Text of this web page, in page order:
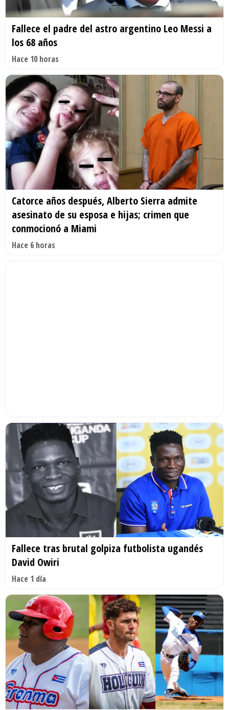
Fallece el padre del astro argentino Leo Messi a
los 68 años
Hace 10 horas
Catorce años después, Alberto Sierra admite
asesinato de su esposa e hijas; crimen que
conmocionó a Miami
Hace 6 horas
Fallece tras brutal golpiza futbolista ugandés
David Owiri
Hace 1 día